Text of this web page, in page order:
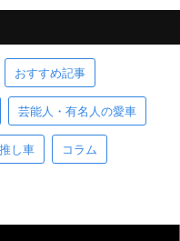
おすすめ記事
芸能人・有名人の愛車
推し車 コラム